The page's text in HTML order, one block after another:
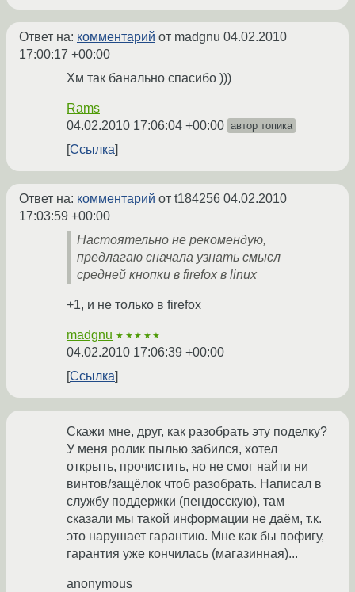
Ответ на: комментарий от madgnu 04.02.2010
17:00:17 +00:00
Хм так банально спасибо )))
Rams
04.02.2010 17:06:04 +00:00 автор топика
Ссылка
Ответ на: комментарий от t184256 04.02.2010
17:03:59 +00:00
Настоятельно не рекомендую,
предлагаю сначала узнать смысл
средней кнопки в firefox в linux
+1, и не только в firefox
madgnu ★★★★★
04.02.2010 17:06:39 +00:00
Ссылка
Скажи мне, друг, как разобрать эту поделку?
У меня ролик пылью забился, хотел
открыть, прочистить, но не смог найти ни
винтов/защёлок чтоб разобрать. Написал в
службу поддержки (пендосскую), там
сказали мы такой информации не даём, т.к.
это нарушает гарантию. Мне как бы пофигу,
гарантия уже кончилась (магазинная)...
anonymous